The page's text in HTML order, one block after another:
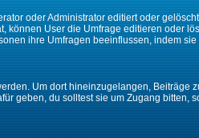
oder Administrator editiert oder
User die Umfrage editieren oder
ihre Umfragen beeinflussen, indem
Um dort hineinzugelangen,
geben, du solltest sie um Zugang bitten,